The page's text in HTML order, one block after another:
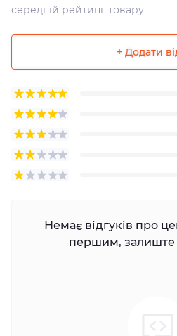
середній рейтинг товару
+ Додати
Немає відгуків про
першим, залиште